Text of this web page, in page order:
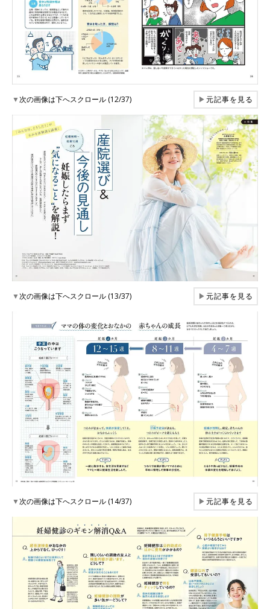
▼次の画像は下へスクロール (12/37) ▶元記事を見る
▼次の画像は下へスクロール (13/37) ▶元記事を見る
▼次の画像は下へスクロール (14/37) ▶元記事を見る